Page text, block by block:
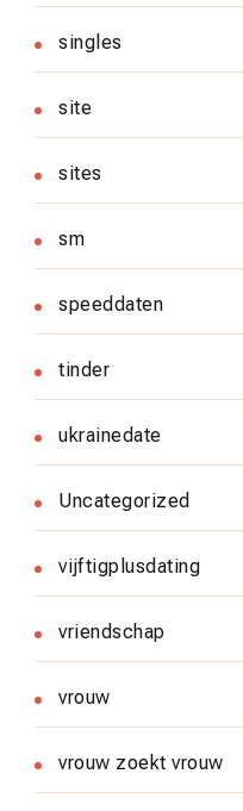
singles
site
sites
sm
speeddaten
tinder
ukrainedate
Uncategorized
vijftigplusdating
vriendschap
vrouw
vrouw zoekt vrouw